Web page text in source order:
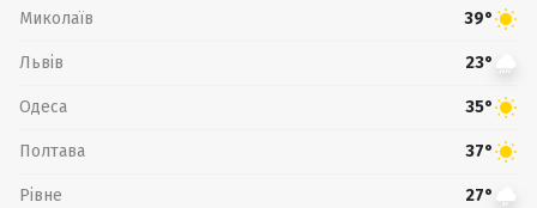
Миколаїв 39°
Львів 23°
Одеса 35°
Полтава 37°
Рівне 27°